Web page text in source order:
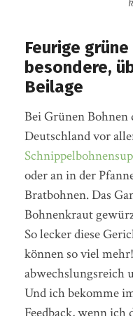
Feurige
besondere,
Beilage
Bei Grünen
Deutschland vor
oder an in der
Bratbohnen. Das
Bohnenkraut
So lecker diese
können so viel
abwechslungsreich
Und ich bekomme